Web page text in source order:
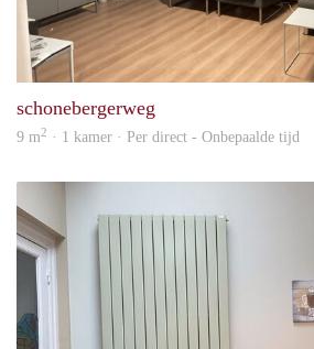
schonebergerweg
9 m2 · 1 kamer · Per direct - Onbepaalde tijd